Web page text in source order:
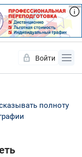
Войти
полноту